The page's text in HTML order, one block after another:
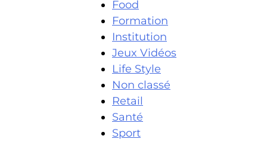
Food
Formation
Institution
Jeux Vidéos
Life Style
Non classé
Retail
Santé
Sport